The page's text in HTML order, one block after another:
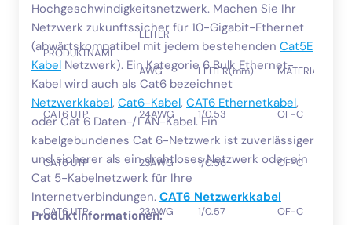
Hochgeschwindigkeitsnetzwerk. Machen Sie Ihr
Netzwerk zukunftssicher für 10-Gigabit-Ethernet
(abwärtskompatibel mit jedem bestehenden Cat5E
Kabel Netzwerk). Ein Kategorie 6 Bulk Ethernet-
Kabel wird auch als Cat6 bezeichnet
Netzwerkkabel, Cat6-Kabel, CAT6 Ethernetkabel,
oder Cat 6 Daten-/LAN-Kabel. Ein
kabelgebundenes Cat 6-Netzwerk ist zuverlässiger
und sicherer als ein drahtloses Netzwerk oder ein
Cat 5-Kabelnetzwerk für Ihre
Internetverbindungen. CAT6 Netzwerkkabel
Produktinformationen:
PRODUKTNAME
LEITER
AWG
LEITER(mm) MATERIAL
CAT6 UTP 24AWG 1/0.53 OF-C
CAT6 UTP 23AWG 1/0.56 OF-C
CAT6 UTP 23AWG 1/0.57 OF-C